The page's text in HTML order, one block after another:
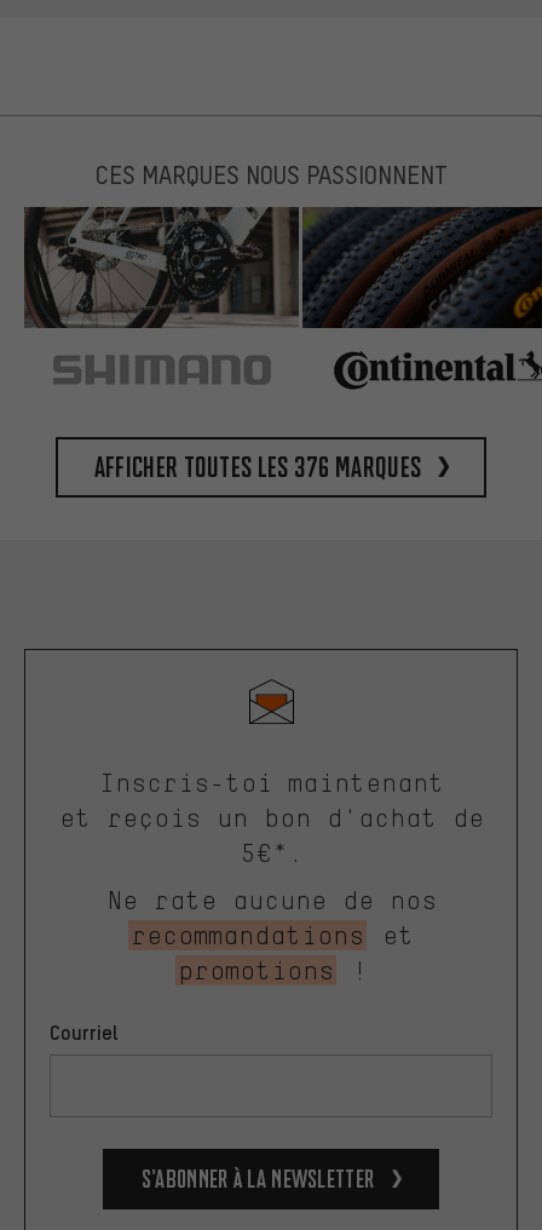
CES MARQUES NOUS PASSIONNENT
Afficher toutes les 376 marques
Inscris-toi maintenant
et reçois un bon d'achat de
5€*.
Ne rate aucune de nos
recommandations
et
promotions
!
Courriel
S’abonner à la newsletter